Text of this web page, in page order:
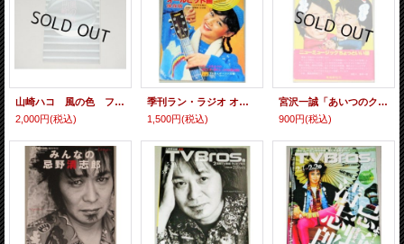
山崎ハコ 風の色 フォト＆自伝エッセイ
2,000円(税込)
季刊ラン・ラジオ オールヒット曲‘78 保存版 昭和54年1月/山口百恵アリスほかヒット曲 CMソング アニメソング
1,500円(税込)
宮沢一誠「あいつのクシャミ」検;井上陽水YMO矢沢永吉さだまさし松山千春 中島みゆき長渕剛ほか
900円(税込)